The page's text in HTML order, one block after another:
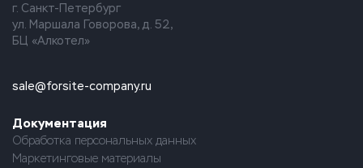
г. Санкт-Петербург
ул. Маршала Говорова, д. 52,
БЦ «Алкотел»
sale@forsite-company.ru
Документация
Обработка персональных данных
Маркетинговые материалы